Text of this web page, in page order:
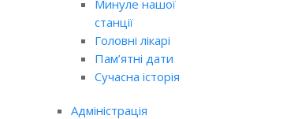
Минуле нашої
станції
Головні лікарі
Пам’ятні дати
Сучасна історія
Адміністрація